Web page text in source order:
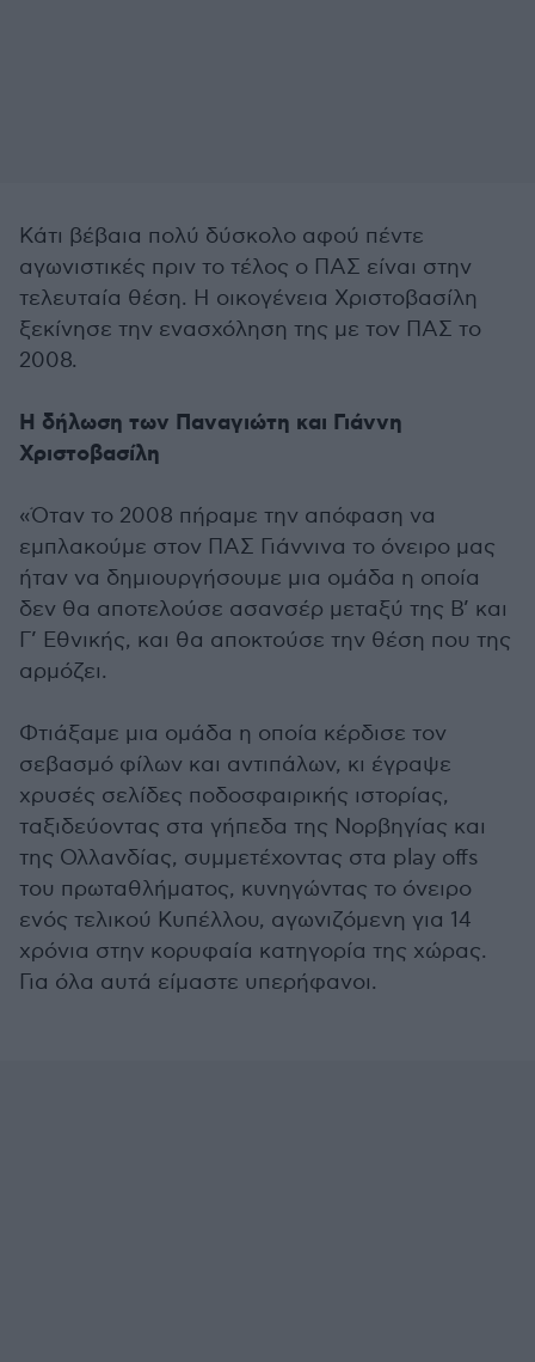
Κάτι βέβαια πολύ δύσκολο αφού πέντε
αγωνιστικές πριν το τέλος ο ΠΑΣ είναι στην
τελευταία θέση. Η οικογένεια Χριστοβασίλη
ξεκίνησε την ενασχόληση της με τον ΠΑΣ το
2008.
Η δήλωση των Παναγιώτη και Γιάννη
Χριστοβασίλη
«Όταν το 2008 πήραμε την απόφαση να
εμπλακούμε στον ΠΑΣ Γιάννινα το όνειρο μας
ήταν να δημιουργήσουμε μια ομάδα η οποία
δεν θα αποτελούσε ασανσέρ μεταξύ της Β’ και
Γ’ Εθνικής, και θα αποκτούσε την θέση που της
αρμόζει.
Φτιάξαμε μια ομάδα η οποία κέρδισε τον
σεβασμό φίλων και αντιπάλων, κι έγραψε
χρυσές σελίδες ποδοσφαιρικής ιστορίας,
ταξιδεύοντας στα γήπεδα της Νορβηγίας και
της Ολλανδίας, συμμετέχοντας στα play offs
του πρωταθλήματος, κυνηγώντας το όνειρο
ενός τελικού Κυπέλλου, αγωνιζόμενη για 14
χρόνια στην κορυφαία κατηγορία της χώρας.
Για όλα αυτά είμαστε υπερήφανοι.